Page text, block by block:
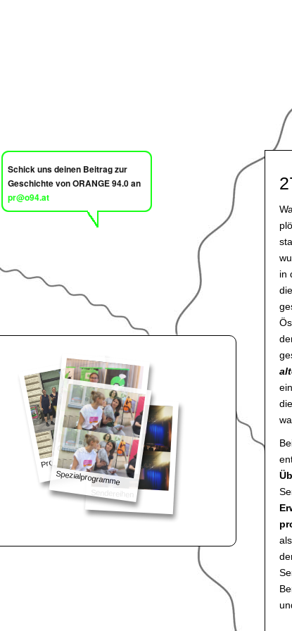
in
Schick uns deinen Beitrag zur
Geschichte von ORANGE 94.0 an
pr@o94.at
Sendereihen
Projekte
Organisation
Spezialprogramme